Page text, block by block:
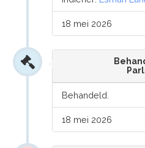
18 mei 2026
Behandeld.
18 mei 2026